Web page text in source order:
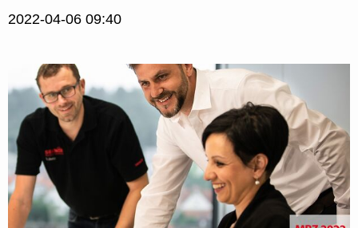
2022-04-06 09:40